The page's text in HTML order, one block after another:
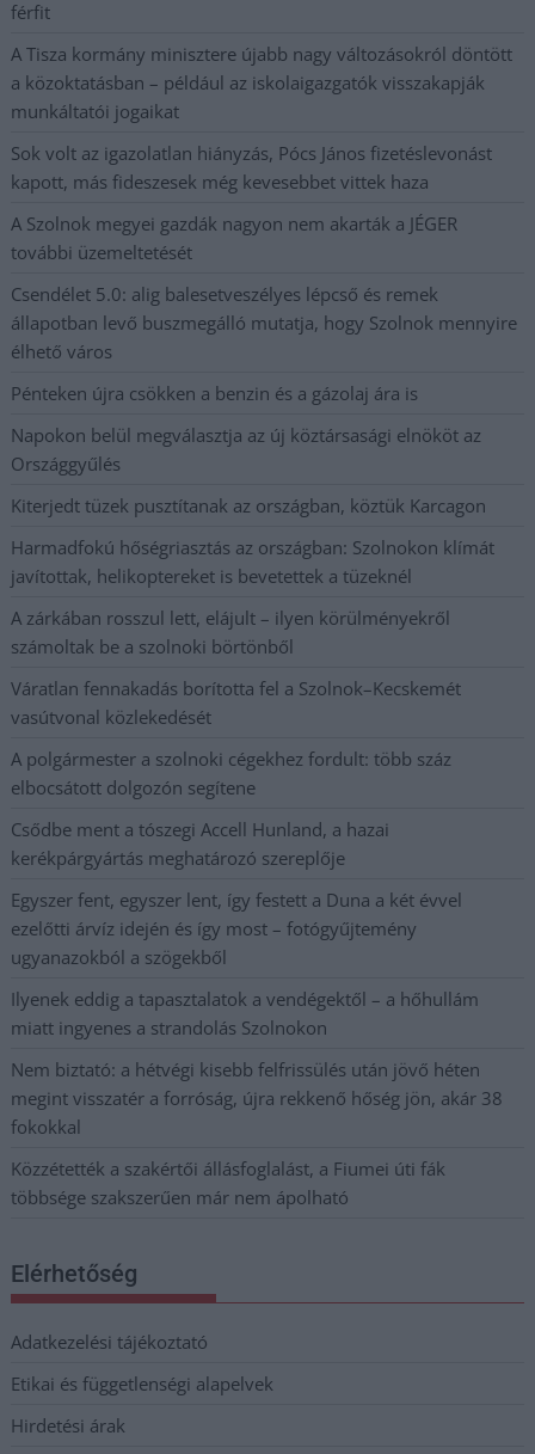
férfit
A Tisza kormány minisztere újabb nagy változásokról döntött
a közoktatásban – például az iskolaigazgatók visszakapják
munkáltatói jogaikat
Sok volt az igazolatlan hiányzás, Pócs János fizetéslevonást
kapott, más fideszesek még kevesebbet vittek haza
A Szolnok megyei gazdák nagyon nem akarták a JÉGER
további üzemeltetését
Csendélet 5.0: alig balesetveszélyes lépcső és remek
állapotban levő buszmegálló mutatja, hogy Szolnok mennyire
élhető város
Pénteken újra csökken a benzin és a gázolaj ára is
Napokon belül megválasztja az új köztársasági elnököt az
Országgyűlés
Kiterjedt tüzek pusztítanak az országban, köztük Karcagon
Harmadfokú hőségriasztás az országban: Szolnokon klímát
javítottak, helikoptereket is bevetettek a tüzeknél
A zárkában rosszul lett, elájult – ilyen körülményekről
számoltak be a szolnoki börtönből
Váratlan fennakadás borította fel a Szolnok–Kecskemét
vasútvonal közlekedését
A polgármester a szolnoki cégekhez fordult: több száz
elbocsátott dolgozón segítene
Csődbe ment a tószegi Accell Hunland, a hazai
kerékpárgyártás meghatározó szereplője
Egyszer fent, egyszer lent, így festett a Duna a két évvel
ezelőtti árvíz idején és így most – fotógyűjtemény
ugyanazokból a szögekből
Ilyenek eddig a tapasztalatok a vendégektől – a hőhullám
miatt ingyenes a strandolás Szolnokon
Nem biztató: a hétvégi kisebb felfrissülés után jövő héten
megint visszatér a forróság, újra rekkenő hőség jön, akár 38
fokokkal
Közzétették a szakértői állásfoglalást, a Fiumei úti fák
többsége szakszerűen már nem ápolható
Elérhetőség
Adatkezelési tájékoztató
Etikai és függetlenségi alapelvek
Hirdetési árak